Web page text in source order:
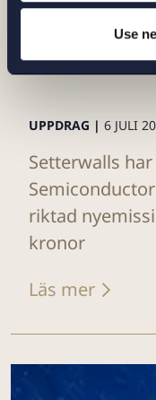
Use
UPPDRAG | 6 JULI
Setterwalls
riktad
kronor
Läs mer